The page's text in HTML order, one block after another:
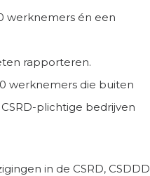
werknemers én een
rapporteren.
werknemers die buiten
plichtige bedrijven
in de CSRD, CSDDD